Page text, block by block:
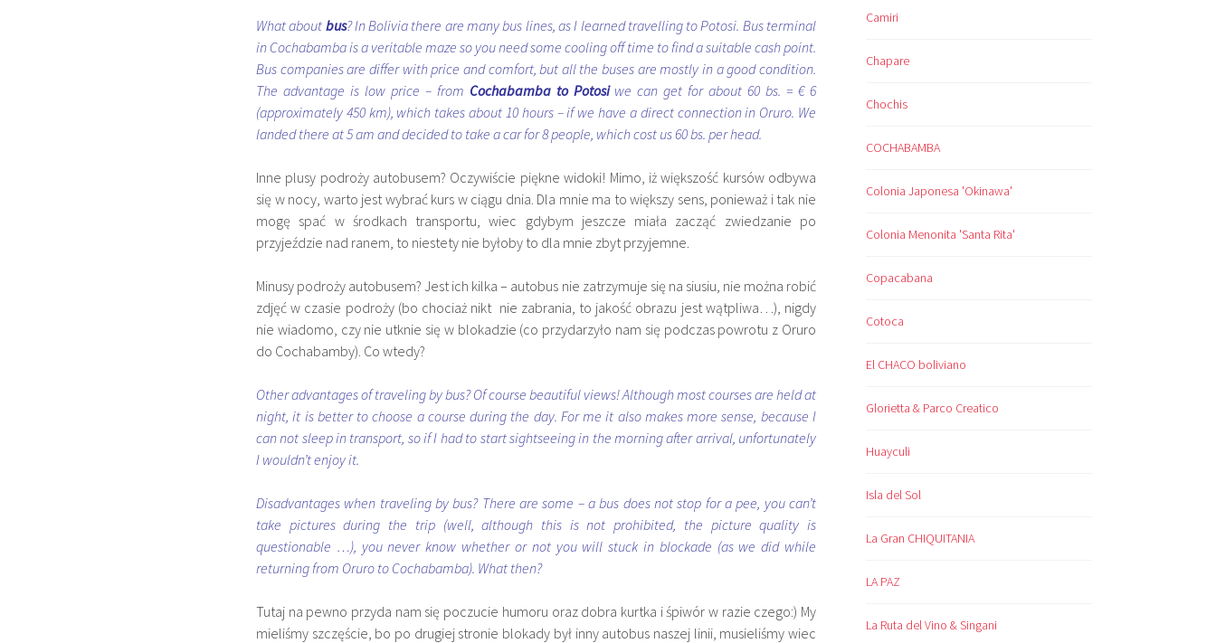
What about bus? In Bolivia there are many bus lines, as I learned travelling to Potosi. Bus terminal
in Cochabamba is a veritable maze so you need some cooling off time to find a suitable cash point.
Bus companies are differ with price and comfort, but all the buses are mostly in a good condition.
The advantage is low price – from Cochabamba to Potosiwe can get for about 60 bs. = € 6
(approximately 450 km), which takes about 10 hours – if we have a direct connection in Oruro. We
landed there at 5 am and decided to take a car for 8 people, which cost us 60 bs. per head.
Inne plusy podroży autobusem? Oczywiście piękne widoki! Mimo, iż większość kursów odbywa
się w nocy, warto jest wybrać kurs w ciągu dnia. Dla mnie ma to większy sens, ponieważ i tak nie
mogę spać w środkach transportu, wiec gdybym jeszcze miała zacząć zwiedzanie po
przyjeździe nad ranem, to niestety nie byłoby to dla mnie zbyt przyjemne.
Minusy podroży autobusem? Jest ich kilka – autobus nie zatrzymuje się na siusiu, nie można robić
zdjęć w czasie podroży (bo chociaż nikt nie zabrania, to jakość obrazu jest wątpliwa…), nigdy
nie wiadomo, czy nie utknie się w blokadzie (co przydarzyło nam się podczas powrotu z Oruro
do Cochabamby). Co wtedy?
Other advantages of traveling by bus? Of course beautiful views! Although most courses are held at
night, it is better to choose a course during the day. For me it also makes more sense, because I
can not sleep in transport, so if I had to start sightseeing in the morning after arrival, unfortunately
I wouldn’t enjoy it.
Disadvantages when traveling by bus? There are some – a bus does not stop for a pee, you can’t
take pictures during the trip (well, although this is not prohibited, the picture quality is
questionable …), you never know whether or not you will stuck in blockade (as we did while
returning from Oruro to Cochabamba). What then?
Tutaj na pewno przyda nam się poczucie humoru oraz dobra kurtka i śpiwór w razie czego:) My
mieliśmy szczęście, bo po drugiej stronie blokady był inny autobus naszej linii, musieliśmy wiec
Camiri
Chapare
Chochis
COCHABAMBA
Colonia Japonesa 'Okinawa'
Colonia Menonita 'Santa Rita'
Copacabana
Cotoca
El CHACO boliviano
Glorietta & Parco Creatico
Huayculi
Isla del Sol
La Gran CHIQUITANIA
LA PAZ
La Ruta del Vino & Singani